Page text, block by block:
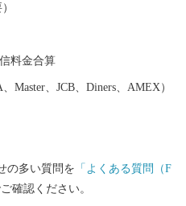
料金合算
Master、JCB、Diners、AMEX）
の多い質問を 「よくある質問（F
確認ください。